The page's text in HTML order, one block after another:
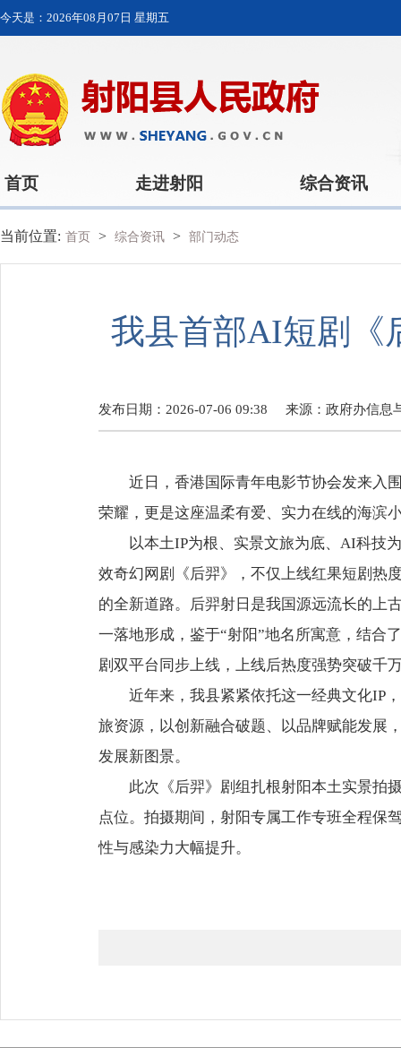
今天是： 2026年08月07日 星期五
首页 走进射阳 综合资讯
当前位置: 首页 > 综合资讯 > 部门动态
我县首部AI短剧《
发布日期：2026-07-06 09:38 来源： 政府办信息
近日，香港国际青年电影节协会发来入围
荣耀，更是这座温柔有爱、实力在线的海滨
以本土IP为根、实景文旅为底、AI科技为
效奇幻网剧《后羿》，不仅上线红果短剧热
的全新道路。后羿射日是我国源远流长的上
一落地形成，鉴于“射阳”地名所寓意，结合
剧双平台同步上线，上线后热度强势突破千
近年来，我县紧紧依托这一经典文化IP，
旅资源，以创新融合破题、以品牌赋能发展
发展新图景。
此次《后羿》剧组扎根射阳本土实景拍摄
点位。拍摄期间，射阳专属工作专班全程保
性与感染力大幅提升。